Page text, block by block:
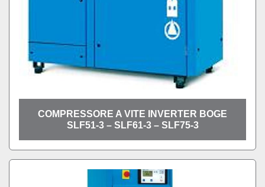
COMPRESSORE A VITE INVERTER BOGE
SLF51-3 – SLF61-3 – SLF75-3